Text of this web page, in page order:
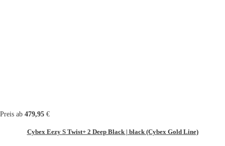
Preis ab 479,95 €
Cybex Eezy S Twist+ 2 Deep Black | black (Cybex Gold Line)